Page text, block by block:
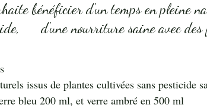
bénéficier d'un temps en pleine
d'une nourriture saine avec des
issus de plantes cultivées sans pesticide
bleu 200 ml, et verre ambré en 500 ml